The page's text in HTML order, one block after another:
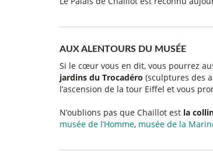
AUX ALENTOURS DU MUSÉE
Si le cœur vous en dit, vous pourrez
jardins du Trocadéro (sculptures des
l’ascension de la tour Eiffel et vous
N’oublions pas que Chaillot est la
musée de l’Homme, musée de la